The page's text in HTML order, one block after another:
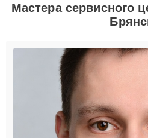
Мастера сервисного